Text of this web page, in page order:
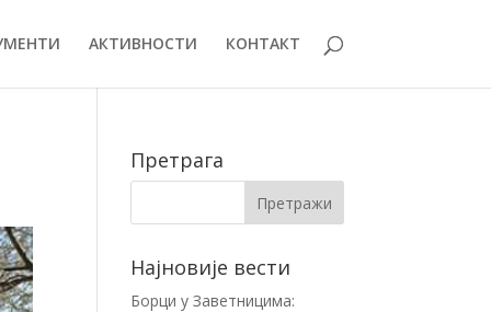
АКТИВНОСТИ КОНТАКТ
Претрага
Најновије вести
Борци у Заветницима: